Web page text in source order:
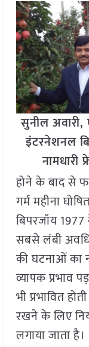
सुनील अवारी,
इंटरनेशनल
नामधारी
होने के बाद से
गर्म महीना
बिपरजॉय 1977
सबसे लंबी
की घटनाओं का
व्यापक प्रभाव
भी प्रभावित
रखने के लिए
लगाया जाता है।